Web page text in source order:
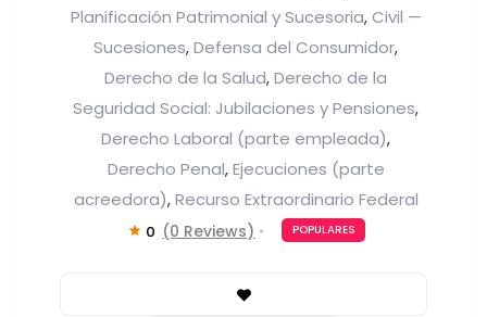
Planificación Patrimonial y Sucesoria, Civil —
Sucesiones, Defensa del Consumidor,
Derecho de la Salud, Derecho de la
Seguridad Social: Jubilaciones y Pensiones,
Derecho Laboral (parte empleada),
Derecho Penal, Ejecuciones (parte
acreedora), Recurso Extraordinario Federal
0 (0 Reviews) POPULARES